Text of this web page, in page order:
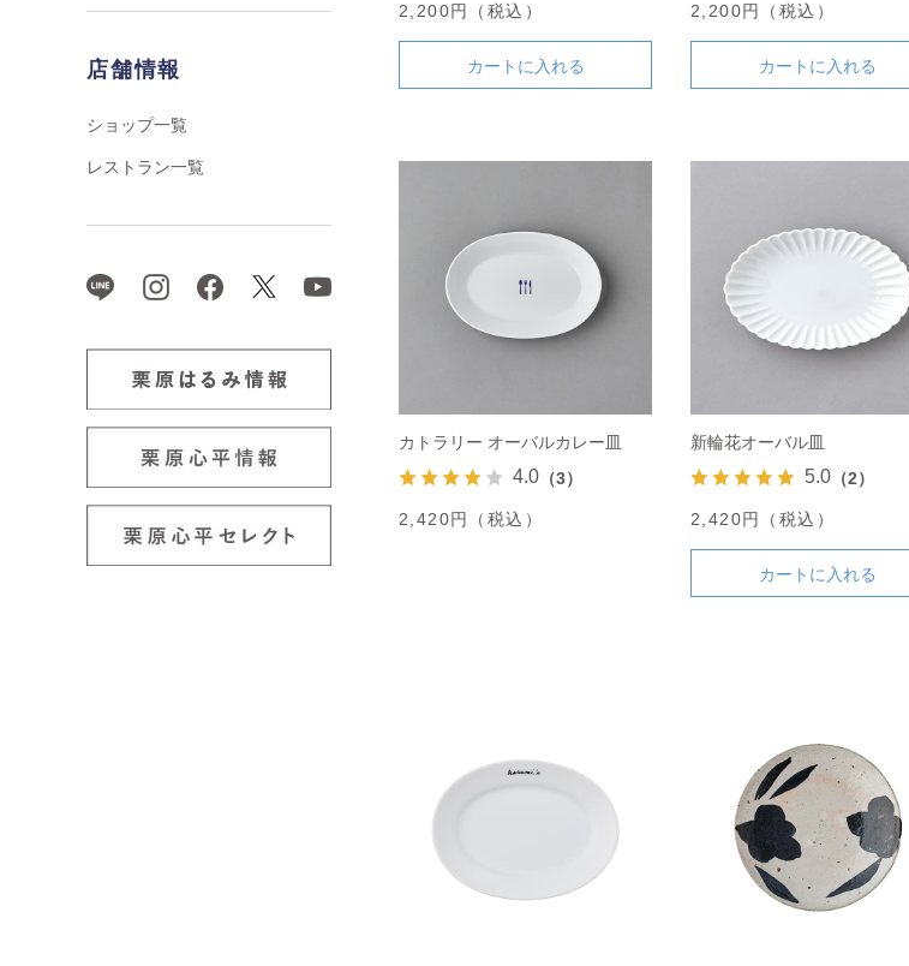
店舗情報
ショップ一覧
レストラン一覧
2,200円（税込）
カートに入れる
2,200円（税込）
カートに入れる
カトラリー オーバルカレー皿
4.0 （3）
2,420円（税込）
新輪花オーバル皿
5.0 （2）
2,420円（税込）
カートに入れる